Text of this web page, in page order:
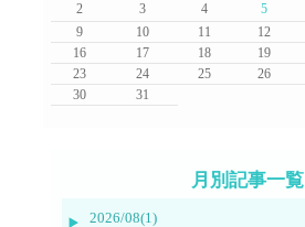
2
3 4 5
9
10 11 12
16
17 18 19
23
24 25 26
30
31
月別記事一覧
2026/08(1)